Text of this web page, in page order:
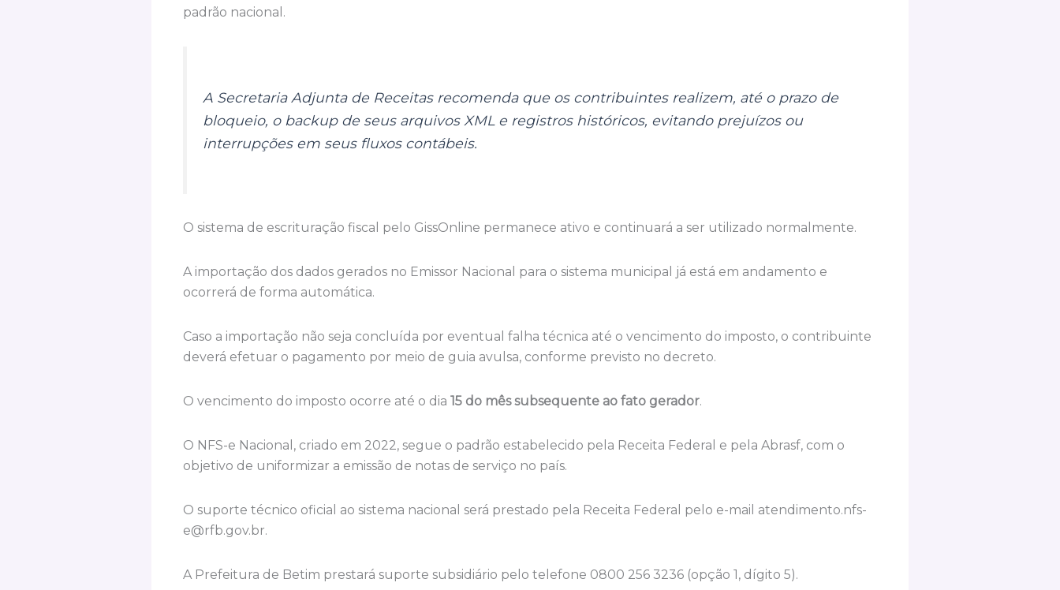
padrão nacional.
A Secretaria Adjunta de Receitas recomenda que os contribuintes realizem, até o prazo de
bloqueio, o backup de seus arquivos XML e registros históricos, evitando prejuízos ou
interrupções em seus fluxos contábeis.
O sistema de escrituração fiscal pelo GissOnline permanece ativo e continuará a ser utilizado normalmente.
A importação dos dados gerados no Emissor Nacional para o sistema municipal já está em andamento e
ocorrerá de forma automática.
Caso a importação não seja concluída por eventual falha técnica até o vencimento do imposto, o contribuinte
deverá efetuar o pagamento por meio de guia avulsa, conforme previsto no decreto.
O vencimento do imposto ocorre até o dia 15 do mês subsequente ao fato gerador.
O NFS-e Nacional, criado em 2022, segue o padrão estabelecido pela Receita Federal e pela Abrasf, com o
objetivo de uniformizar a emissão de notas de serviço no país.
O suporte técnico oficial ao sistema nacional será prestado pela Receita Federal pelo e-mail atendimento.nfs-
e@rfb.gov.br.
A Prefeitura de Betim prestará suporte subsidiário pelo telefone 0800 256 3236 (opção 1, dígito 5).